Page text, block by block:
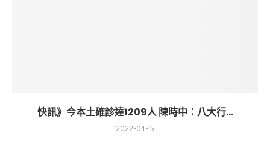
快訊》今本土確診達1209人 陳時中：八大行...
2022-04-15